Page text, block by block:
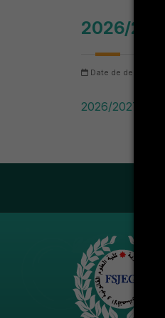
Date de dernière